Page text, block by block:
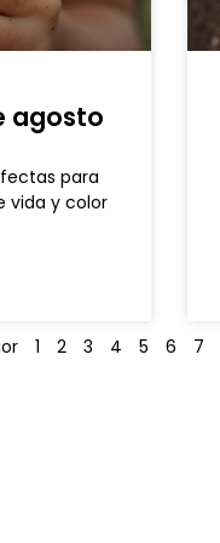
agosto
para
vida y color
1 2 3 4 5 6 7